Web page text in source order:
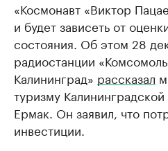
«Космонавт «Виктор
и будет зависеть от
состояния. Об этом 28
радиостанции
Калининград» рассказал
туризму
Ермак. Он заявил, что
инвестиции.